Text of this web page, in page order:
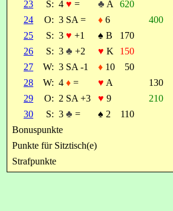
23 S: 4 ♥ = ♣ A 620
24
O: 3 SA = ♦ 6 400
25
S: 3 ♥ +1 ♠ B 170
26
S: 3 ♣ +2 ♥ K 150
27
W: 3 SA -1 ♦ 10 50
28
W: 4 ♦ = ♥ A 130
29
O: 2 SA +3 ♥ 9 210
30
S: 3 ♣ = ♠ 2 110
Bonuspunkte
Punkte für Sitztisch(e)
Strafpunkte